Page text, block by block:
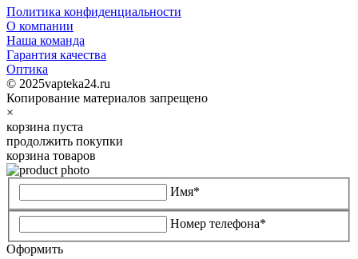
Политика конфиденциальности
О компании
Наша команда
Гарантия качества
Оптика
© 2025vapteka24.ru
Копирование материалов запрещено
×
корзина пуста
продолжить покупки
корзина товаров
Имя*
Номер телефона*
Оформить